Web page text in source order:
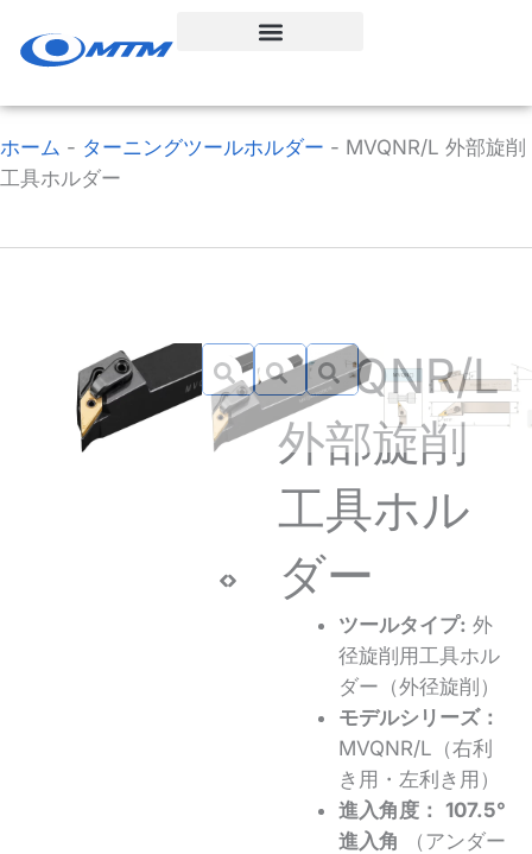
ン
ツ
へ
ホーム - ターニングツールホルダー - MVQNR/L 外部旋削
工具ホルダー
MVQNR/L
外部旋削
工具ホル
ダー
ツールタイプ: 外
径旋削用工具ホル
ダー（外径旋削）
モデルシリーズ：
MVQNR/L（右利
き用・左利き用）
進入角度： 107.5°
進入角 （アンダー